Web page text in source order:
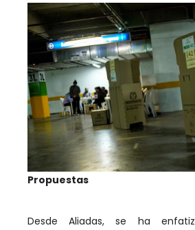
Propuestas
Desde Aliadas, se ha